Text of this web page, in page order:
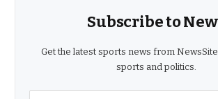
Subscribe to
Get the latest sports news from NewsSite
sports and politics.